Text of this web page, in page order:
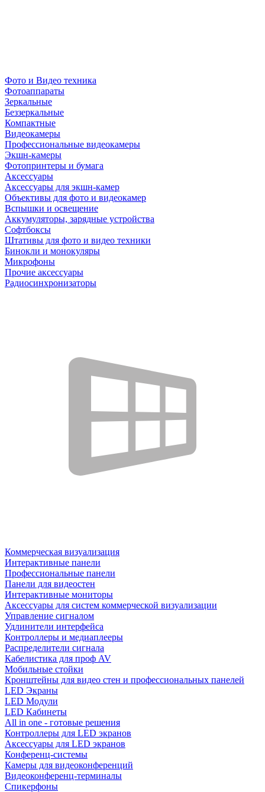
Фото и Видео техника
Фотоаппараты
Зеркальные
Беззеркальные
Компактные
Видеокамеры
Профессиональные видеокамеры
Экшн-камеры
Фотопринтеры и бумага
Аксессуары
Аксессуары для экшн-камер
Объективы для фото и видеокамер
Вспышки и освещение
Аккумуляторы, зарядные устройства
Софтбоксы
Штативы для фото и видео техники
Бинокли и монокуляры
Микрофоны
Прочие аксессуары
Радиосинхронизаторы
Коммерческая визуализация
Интерактивные панели
Профессиональные панели
Панели для видеостен
Интерактивные мониторы
Аксессуары для систем коммерческой визуализации
Управление сигналом
Удлинители интерфейса
Контроллеры и медиаплееры
Распределители сигнала
Кабелистика для проф AV
Мобильные стойки
Кронштейны для видео стен и профессиональных панелей
LED Экраны
LED Модули
LED Кабинеты
All in one - готовые решения
Контроллеры для LED экранов
Аксессуары для LED экранов
Конференц-системы
Камеры для видеоконференций
Видеоконференц-терминалы
Спикерфоны